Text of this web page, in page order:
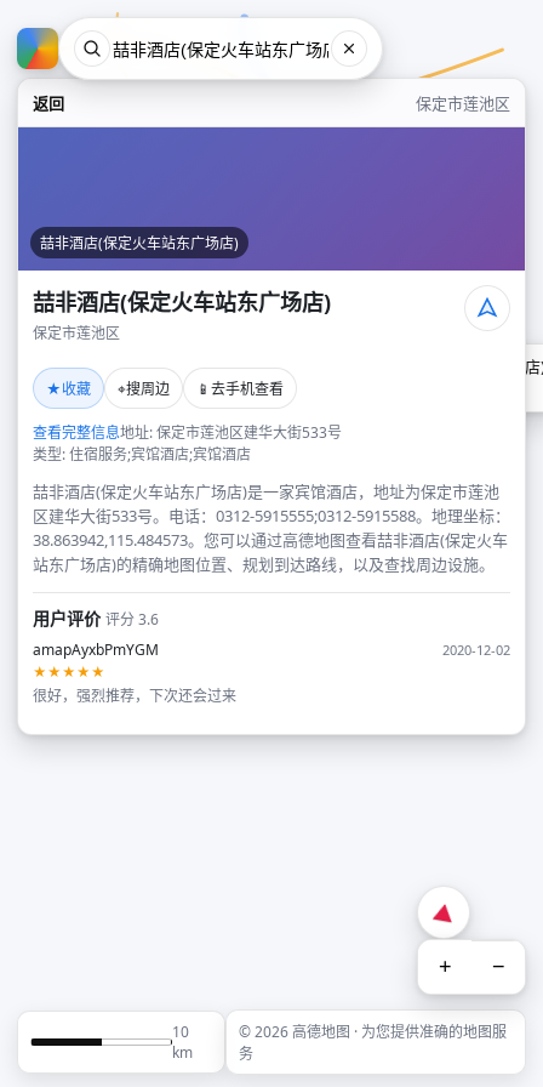
返回 保定市莲池区
喆非酒店(保定火车站东广场店)
喆非酒店(保定火车站东广场店)
保定市莲池区
★收藏 ⌖搜周边 📱 去手机查看
查看完整信息地址: 保定市莲池区建华大街533号
类型: 住宿服务;宾馆酒店;宾馆酒店
喆非酒店(保定火车站东广场店)是一家宾馆酒店，地址为保定市莲池
区建华大街533号。电话：0312-5915555;0312-5915588。地理坐标：
38.863942,115.484573。您可以通过高德地图查看喆非酒店(保定火车
站东广场店)的精确地图位置、规划到达路线，以及查找周边设施。
用户评价评分 3.6
amapAyxbPmYGM
2020-12-02
★★★★★
很好，强烈推荐，下次还会过来
喆非酒店(保定火车站东广场
+ −
10
km
© 2026 高德地图 · 为您提供准确的地图服
务